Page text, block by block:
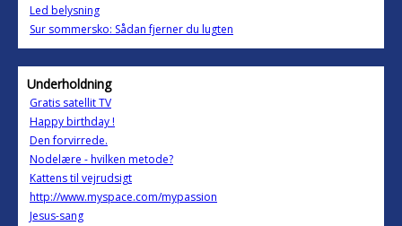
Led belysning
Sur sommersko: Sådan fjerner du lugten
Underholdning
Gratis satellit TV
Happy birthday !
Den forvirrede.
Nodelære - hvilken metode?
Kattens til vejrudsigt
http://www.myspace.com/mypassion
Jesus-sang